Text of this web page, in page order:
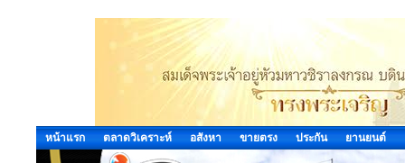
หน้าแรก ตลาดวิเคราะห์ อสังหา ขายตรง ประกัน ยานยนต์